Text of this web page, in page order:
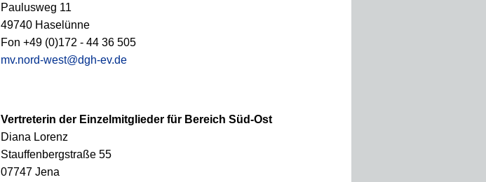
Paulusweg 11
49740 Haselünne
Fon +49 (0)172 - 44 36 505
mv.nord-west@dgh-ev.de
Vertreterin der Einzelmitglieder für Bereich Süd-Ost
Diana Lorenz
Stauffenbergstraße 55
07747 Jena